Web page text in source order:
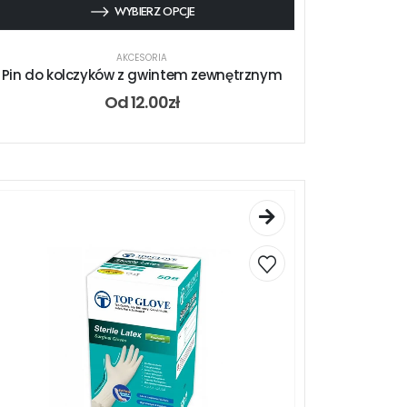
WYBIERZ OPCJE
AKCESORIA
Pin do kolczyków z gwintem zewnętrznym
Od12.00zł